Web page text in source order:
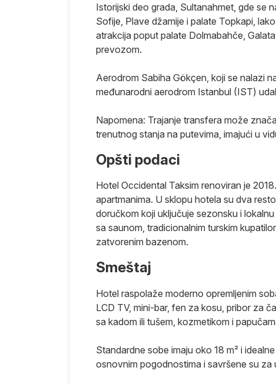
Istorijski deo grada, Sultanahmet, gde se
Sofije, Plave džamije i palate Topkapi,
atrakcija poput palate Dolmabahče,
prevozom.
Aerodrom Sabiha Gökçen, koji se nalazi
međunarodni aerodrom Istanbul (IST)
Napomena: Trajanje transfera može
trenutnog stanja na putevima, imajući u
Opšti podaci
Hotel Occidental Taksim renoviran je
apartmanima. U sklopu hotela su dva
doručkom koji uključuje sezonsku i
sa saunom, tradicionalnim turskim
zatvorenim bazenom.
Smeštaj
Hotel raspolaže moderno opremljenim
LCD TV, mini-bar, fen za kosu, pribor za
sa kadom ili tušem, kozmetikom i
Standardne sobe imaju oko 18 m² i
osnovnim pogodnostima i savršene su za